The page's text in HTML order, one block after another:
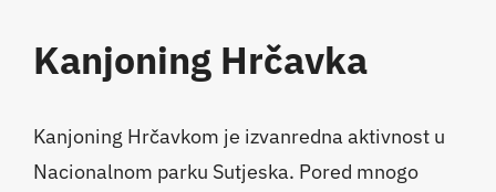
Kanjoning Hrčavka
Kanjoning Hrčavkom je izvanredna aktivnost u
Nacionalnom parku Sutjeska. Pored mnogo